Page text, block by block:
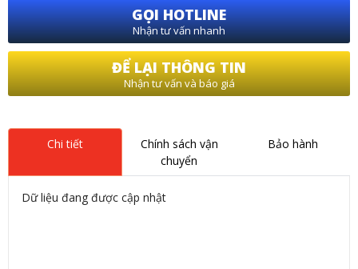
GỌI HOTLINE
Nhận tư vấn nhanh
ĐỂ LẠI THÔNG TIN
Nhận tư vấn và báo giá
Chi tiết
Chính sách vận
chuyển
Bảo hành
Dữ liệu đang được cập nhật